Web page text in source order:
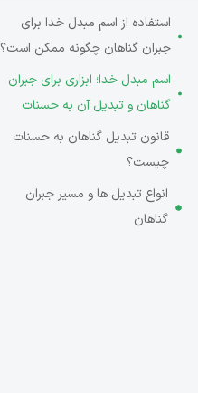
استفاده از اسم مبدل خدا برای
جبران گناهان چگونه ممکن است؟
اسم مبدل خدا؛ ابزاری برای جبران
گناهان و تبدیل آن به حسنات
قانون تبدیل گناهان به حسنات
چیست؟
انواع تبدیل ها و مسیر جبران
گناهان